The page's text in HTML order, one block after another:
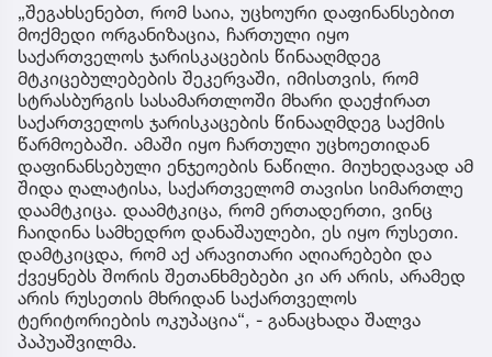
„შეგახსენებთ, რომ საია, უცხოური დაფინანსებით
მოქმედი ორგანიზაცია, ჩართული იყო
საქართველოს ჯარისკაცების წინააღმდეგ
მტკიცებულებების შეკერვაში, იმისთვის, რომ
სტრასბურგის სასამართლოში მხარი დაეჭირათ
საქართველოს ჯარისკაცების წინააღმდეგ საქმის
წარმოებაში. ამაში იყო ჩართული უცხოეთიდან
დაფინანსებული ენჯეოების ნაწილი. მიუხედავად ამ
შიდა ღალატისა, საქართველომ თავისი სიმართლე
დაამტკიცა. დაამტკიცა, რომ ერთადერთი, ვინც
ჩაიდინა სამხედრო დანაშაულები, ეს იყო რუსეთი.
დამტკიცდა, რომ აქ არავითარი აღიარებები და
ქვეყნებს შორის შეთანხმებები კი არ არის, არამედ
არის რუსეთის მხრიდან საქართველოს
ტერიტორიების ოკუპაცია“, - განაცხადა შალვა
პაპუაშვილმა.